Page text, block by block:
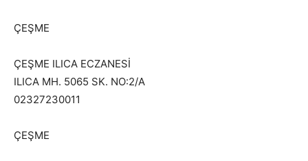
ÇEŞME
ÇEŞME ILICA ECZANESİ
ILICA MH. 5065 SK. NO:2/A
02327230011
ÇEŞME